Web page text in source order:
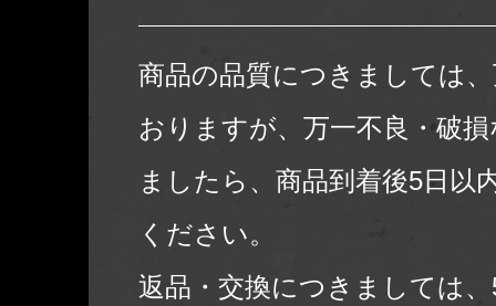
商品の品質につきましては
おりますが、万一不良・破
ましたら、商品到着後5日以
ください。
返品・交換につきましては